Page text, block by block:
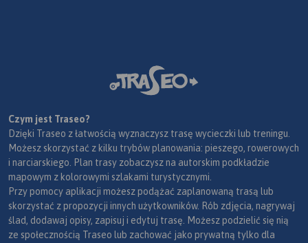
Czym jest Traseo?
Dzięki Traseo z łatwością wyznaczysz trasę wycieczki lub treningu.
Możesz skorzystać z kilku trybów planowania: pieszego, rowerowych
i narciarskiego. Plan trasy zobaczysz na autorskim podkładzie
mapowym z kolorowymi szlakami turystycznymi.
Przy pomocy aplikacji możesz podążać zaplanowaną trasą lub
skorzystać z propozycji innych użytkowników. Rób zdjęcia, nagrywaj
ślad, dodawaj opisy, zapisuj i edytuj trasę. Możesz podzielić się nią
ze społecznością Traseo lub zachować jako prywatną tylko dla